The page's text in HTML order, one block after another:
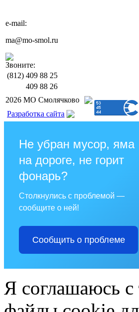
e-mail:
ma@mo-smol.ru
Звоните:
(812) 409 88 25
409 88 26
2026 МО Смолячково
Разработка сайта
Не убран мусор, яма
на дороге, не горит
фонарь?
Столкнулись с проблемой —
сообщите о ней!
Сообщить о проблеме
Я соглашаюсь с